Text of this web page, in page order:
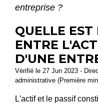
entreprise ?
QUELLE EST
ENTRE
D'UNE
Vérifié le 27 Jun 2023 -
administrative (Première
L'actif et le passif